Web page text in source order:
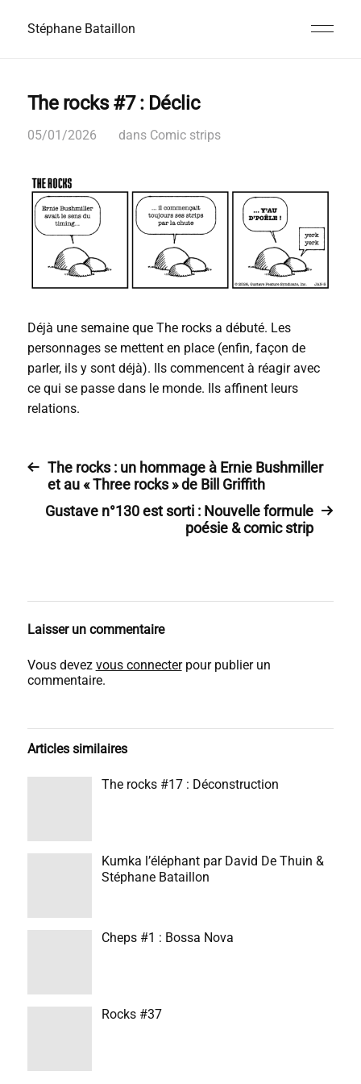
Stéphane Bataillon
The rocks #7 : Déclic
05/01/2026 dans Comic strips
Déjà une semaine que The rocks a débuté. Les
personnages se mettent en place (enfin, façon de
parler, ils y sont déjà). Ils commencent à réagir avec
ce qui se passe dans le monde. Ils affinent leurs
relations.
The rocks : un hommage à Ernie Bushmiller
et au « Three rocks » de Bill Griffith
Gustave n°130 est sorti : Nouvelle formule
poésie & comic strip
Laisser un commentaire
Vous devez vous connecterpour publier un
commentaire.
Articles similaires
The rocks #17 : Déconstruction
Kumka l’éléphant par David De Thuin &
Stéphane Bataillon
Cheps #1 : Bossa Nova
Rocks #37